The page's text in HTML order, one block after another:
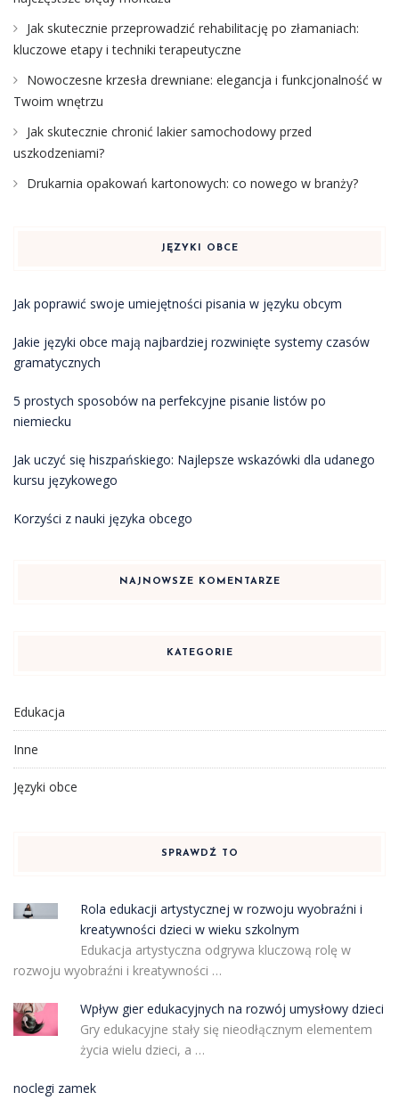
Jak skutecznie przeprowadzić rehabilitację po złamaniach:
kluczowe etapy i techniki terapeutyczne
Nowoczesne krzesła drewniane: elegancja i funkcjonalność w
Twoim wnętrzu
Jak skutecznie chronić lakier samochodowy przed
uszkodzeniami?
Drukarnia opakowań kartonowych: co nowego w branży?
JĘZYKI OBCE
Jak poprawić swoje umiejętności pisania w języku obcym
Jakie języki obce mają najbardziej rozwinięte systemy czasów
gramatycznych
5 prostych sposobów na perfekcyjne pisanie listów po
niemiecku
Jak uczyć się hiszpańskiego: Najlepsze wskazówki dla udanego
kursu językowego
Korzyści z nauki języka obcego
NAJNOWSZE KOMENTARZE
KATEGORIE
Edukacja
Inne
Języki obce
SPRAWDŹ TO
Rola edukacji artystycznej w rozwoju wyobraźni i
kreatywności dzieci w wieku szkolnym
Edukacja artystyczna odgrywa kluczową rolę w
rozwoju wyobraźni i kreatywności …
Wpływ gier edukacyjnych na rozwój umysłowy dzieci
Gry edukacyjne stały się nieodłącznym elementem
życia wielu dzieci, a …
noclegi zamek